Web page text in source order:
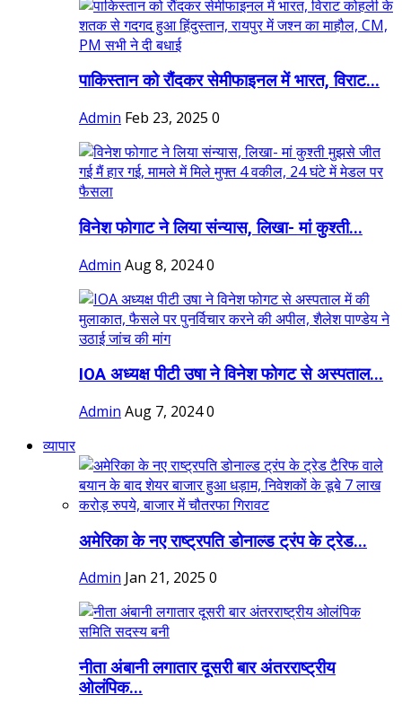
पाकिस्तान को रौंदकर सेमीफाइनल में भारत, विराट...
Admin Feb 23, 2025 0
विनेश फोगाट ने लिया संन्यास, लिखा- मां कुश्ती...
Admin Aug 8, 20240
IOA अध्यक्ष पीटी उषा ने विनेश फोगट से अस्पताल...
Admin Aug 7, 20240
व्यापार
अमेरिका के नए राष्ट्रपति डोनाल्ड ट्रंप के ट्रेड...
Admin Jan 21, 2025 0
नीता अंबानी लगातार दूसरी बार अंतरराष्ट्रीय
ओलंपिक...